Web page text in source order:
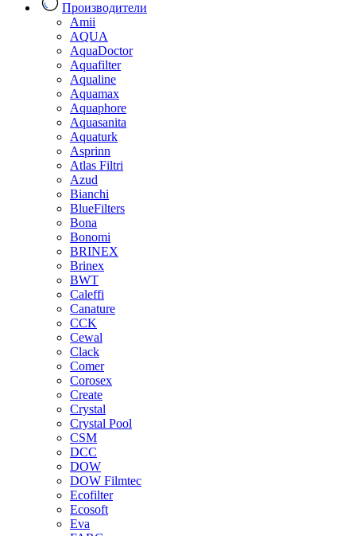
Производители
Amii
AQUA
AquaDoctor
Aquafilter
Aqualine
Aquamax
Aquaphore
Aquasanita
Aquaturk
Asprinn
Atlas Filtri
Azud
Bianchi
BlueFilters
Bona
Bonomi
BRINEX
Brinex
BWT
Caleffi
Canature
CCK
Cewal
Clack
Comer
Corosex
Create
Crystal
Crystal Pool
CSM
DCC
DOW
DOW Filmtec
Ecofilter
Ecosoft
Eva